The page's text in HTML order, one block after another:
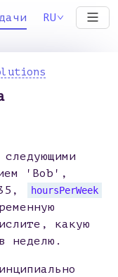
RU
'Bob',
hoursPerWeek
какую
неделю.